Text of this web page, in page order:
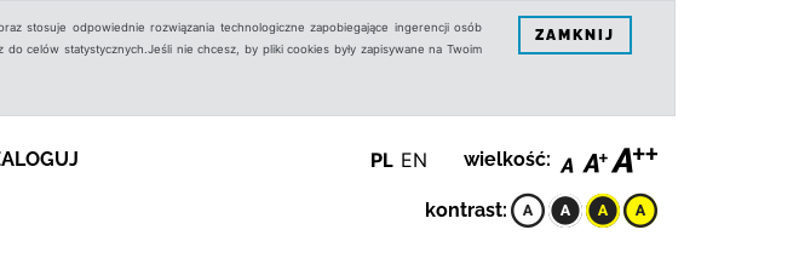
stosuje odpowiednie rozwiązania technologiczne zapobiegające ingerencji osób
celów statystycznych.Jeśli nie chcesz, by pliki cookies były zapisywane na Twoim
ZAMKNIJ
PL EN wielkość:
kontrast: